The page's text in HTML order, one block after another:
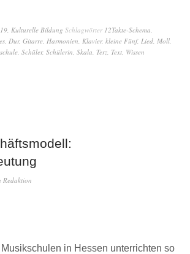
, Kulturelle Bildung Schlagwörter 12Takte-Schema,
, Dur, Gitarre, Harmonien, Klavier, kleine Fünf, Lied, Moll,
, Schüler, Schülerin, Skala, Terz, Text, Wissen
Redaktion
in Hessen unterrichten so